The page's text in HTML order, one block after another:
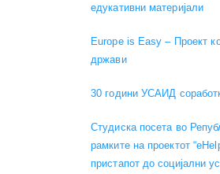
едукативни материјали
Europe is Easy – Проект
држави
30 години УСАИД
Студиска посета во
рамките на проектот
пристапот до социјални